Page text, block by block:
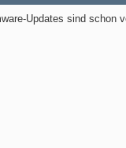
Updates sind schon